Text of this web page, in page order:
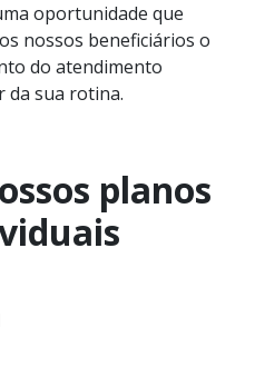
oportunidade que
nossos beneficiários o
do atendimento
da sua rotina.
planos